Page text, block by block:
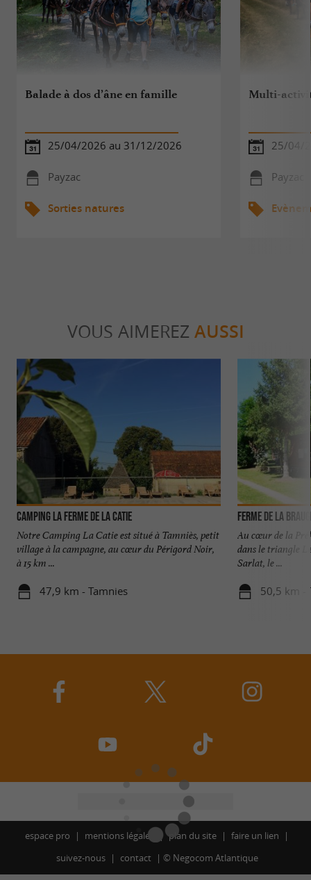
Balade à dos d’âne en famille
25/04/2026 au 31/12/2026
Payzac
Sorties natures
Multi-
25/04/
Payzac
VOUS AIMEREZ AUSSI
Camping La Ferme de La Catie
Notre Camping La Catie est situé à Tamniès, petit
village à la campagne, au cœur du Périgord Noir,
à 15 km ...
47,9 km - Tamnies
Ferme de la
Au cœur de la
dans le triangle
Sarlat, le ...
50,5 km -
espace pro mentions légales plan du site
faire un lien
suivez-nous
contact © Negocom Atlantique